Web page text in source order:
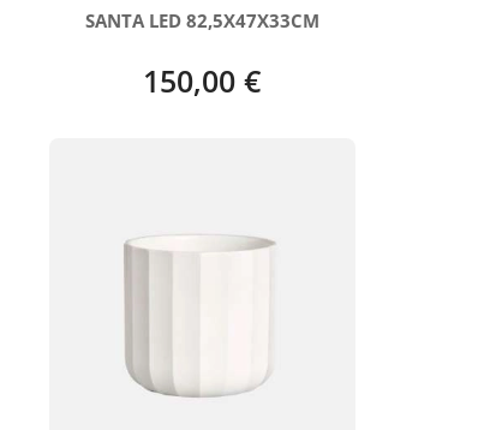
SANTA LED 82,5X47X33CM
150,00 €